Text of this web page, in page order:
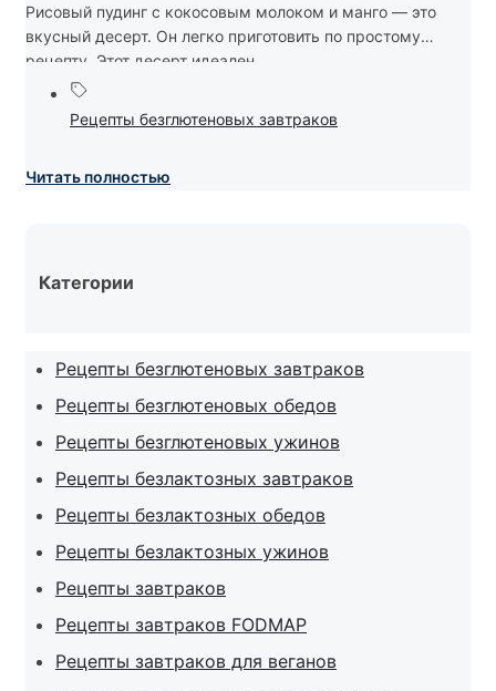
Рисовый пудинг с кокосовым молоком и манго — это
вкусный десерт. Он легко приготовить по простому
рецепту. Этот десерт идеален...
Рецепты безглютеновых завтраков
Читать полностью
Категории
Рецепты безглютеновых завтраков
Рецепты безглютеновых обедов
Рецепты безглютеновых ужинов
Рецепты безлактозных завтраков
Рецепты безлактозных обедов
Рецепты безлактозных ужинов
Рецепты завтраков
Рецепты завтраков FODMAP
Рецепты завтраков для веганов